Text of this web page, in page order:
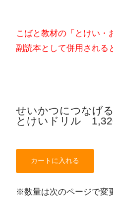
こばと教材の「とけい・
副読本として併用される
せいかつにつなげる
とけいドリル
※数量は次のページで変